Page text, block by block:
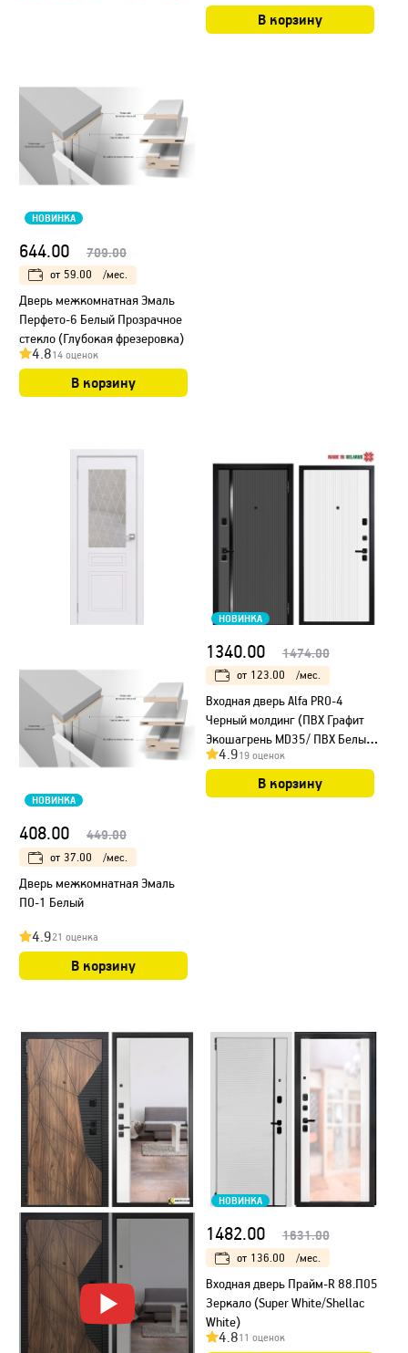
НОВИНКА
644.00 709.00
от 59.00 /мес.
Дверь межкомнатная Эмаль
Перфето-6 Белый Прозрачное
стекло (Глубокая фрезеровка)
4.814 оценок
В корзину
В корзину
НОВИНКА
408.00 449.00
от 37.00 /мес.
Дверь межкомнатная Эмаль
ПО-1 Белый
4.921 оценка
В корзину
НОВИНКА
1340.00 1474.00
от 123.00 /мес.
Входная дверь Alfa PRO-4
Черный молдинг (ПВХ Графит
Экошагрень MD35/ ПВХ Белый
MD26)
4.919 оценок
В корзину
НОВИНКА
1482.00 1631.00
от 136.00 /мес.
Входная дверь Прайм-R 88.П05
Зеркало (Super White/Shellac
White)
4.811 оценок